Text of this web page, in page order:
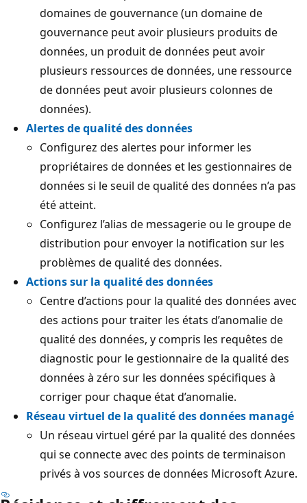
domaines de gouvernance (un domaine de
gouvernance peut avoir plusieurs produits de
données, un produit de données peut avoir
plusieurs ressources de données, une ressource
de données peut avoir plusieurs colonnes de
données).
Alertes de qualité des données
Configurez des alertes pour informer les
propriétaires de données et les gestionnaires de
données si le seuil de qualité des données n’a pas
été atteint.
Configurez l’alias de messagerie ou le groupe de
distribution pour envoyer la notification sur les
problèmes de qualité des données.
Actions sur la qualité des données
Centre d’actions pour la qualité des données avec
des actions pour traiter les états d’anomalie de
qualité des données, y compris les requêtes de
diagnostic pour le gestionnaire de la qualité des
données à zéro sur les données spécifiques à
corriger pour chaque état d’anomalie.
Réseau virtuel de la qualité des données managé
Un réseau virtuel géré par la qualité des données
qui se connecte avec des points de terminaison
privés à vos sources de données Microsoft Azure.